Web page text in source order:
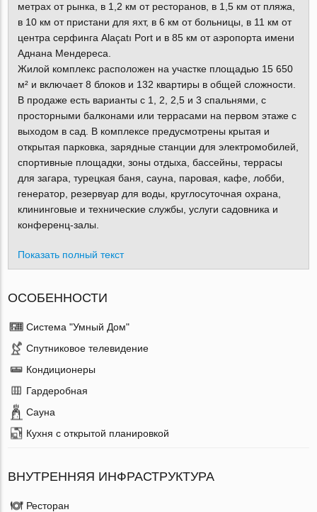
метрах от рынка, в 1,2 км от ресторанов, в 1,5 км от пляжа,
в 10 км от пристани для яхт, в 6 км от больницы, в 11 км от
центра серфинга Alaçatı Port и в 85 км от аэропорта имени
Аднана Мендереса.
Жилой комплекс расположен на участке площадью 15 650
м² и включает 8 блоков и 132 квартиры в общей сложности.
В продаже есть варианты с 1, 2, 2,5 и 3 спальнями, с
просторными балконами или террасами на первом этаже с
выходом в сад. В комплексе предусмотрены крытая и
открытая парковка, зарядные станции для электромобилей,
спортивные площадки, зоны отдыха, бассейны, террасы
для загара, турецкая баня, сауна, паровая, кафе, лобби,
генератор, резервуар для воды, круглосуточная охрана,
клининговые и технические службы, услуги садовника и
конференц-залы.
Показать полный текст
ОСОБЕННОСТИ
Система "Умный Дом"
Спутниковое телевидение
Кондиционеры
Гардеробная
Сауна
Кухня с открытой планировкой
ВНУТРЕННЯЯ ИНФРАСТРУКТУРА
Ресторан